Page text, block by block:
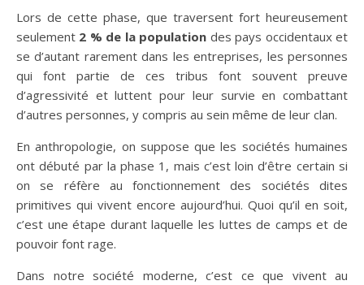
Lors de cette phase, que traversent fort heureusement
seulement 2 % de la population des pays occidentaux et
se d’autant rarement dans les entreprises, les personnes
qui font partie de ces tribus font souvent preuve
d’agressivité et luttent pour leur survie en combattant
d’autres personnes, y compris au sein même de leur clan.
En anthropologie, on suppose que les sociétés humaines
ont débuté par la phase 1, mais c’est loin d’être certain si
on se réfère au fonctionnement des sociétés dites
primitives qui vivent encore aujourd’hui. Quoi qu’il en soit,
c’est une étape durant laquelle les luttes de camps et de
pouvoir font rage.
Dans notre société moderne, c’est ce que vivent au